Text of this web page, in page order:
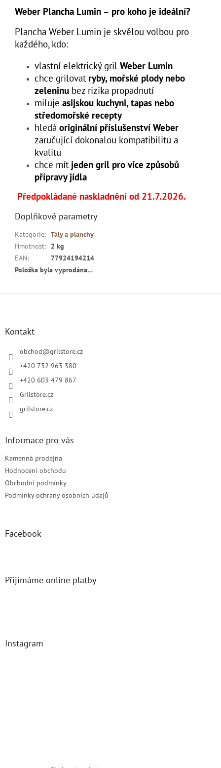
Weber Plancha Lumin – pro koho je ideální?
Plancha Weber Lumin je skvělou volbou pro
každého, kdo:
vlastní elektrický gril Weber Lumin
chce grilovat ryby, mořské plody nebo
zeleninu bez rizika propadnutí
miluje asijskou kuchyni, tapas nebo
středomořské recepty
hledá originální příslušenství Weber
zaručující dokonalou kompatibilitu a
kvalitu
chce mít jeden gril pro více způsobů
přípravy jídla
Předpokládané naskladnění od 21.7.2026.
Doplňkové parametry
Kategorie: Tály a planchy
Hmotnost:
2 kg
EAN:
77924194214
Položka byla vyprodána…
Kontakt
obchod@grilstore.cz
+420 732 963 380
+420 603 479 867
Grilstore.cz
grilstore.cz
Informace pro vás
Kamenná prodejna
Hodnocení obchodu
Obchodní podmínky
Podmínky ochrany osobních údajů
Facebook
Přijímáme online platby
Instagram